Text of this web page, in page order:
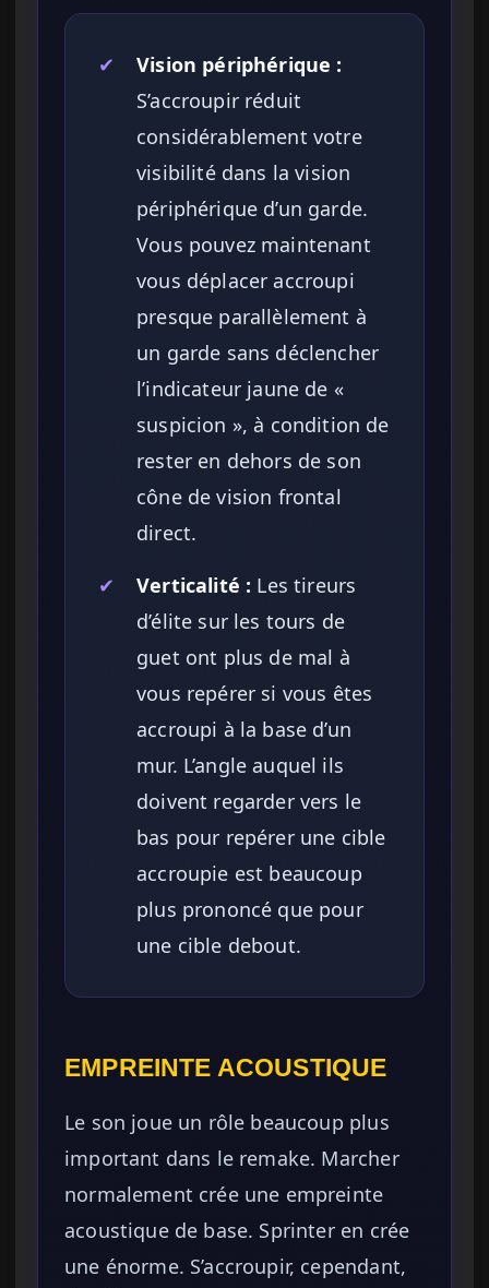
✔
Vision périphérique :
S’accroupir réduit
considérablement votre
visibilité dans la vision
périphérique d’un garde.
Vous pouvez maintenant
vous déplacer accroupi
presque parallèlement à
un garde sans déclencher
l’indicateur jaune de «
suspicion », à condition de
rester en dehors de son
cône de vision frontal
direct.
✔
Verticalité : Les tireurs
d’élite sur les tours de
guet ont plus de mal à
vous repérer si vous êtes
accroupi à la base d’un
mur. L’angle auquel ils
doivent regarder vers le
bas pour repérer une cible
accroupie est beaucoup
plus prononcé que pour
une cible debout.
EMPREINTE ACOUSTIQUE
Le son joue un rôle beaucoup plus
important dans le remake. Marcher
normalement crée une empreinte
acoustique de base. Sprinter en crée
une énorme. S’accroupir, cependant,